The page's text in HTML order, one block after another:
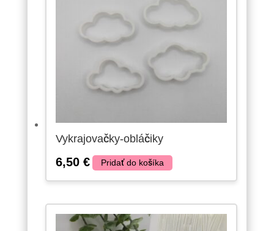
Vykrajovačky-obláčiky
6,50 € Pridať do košíka